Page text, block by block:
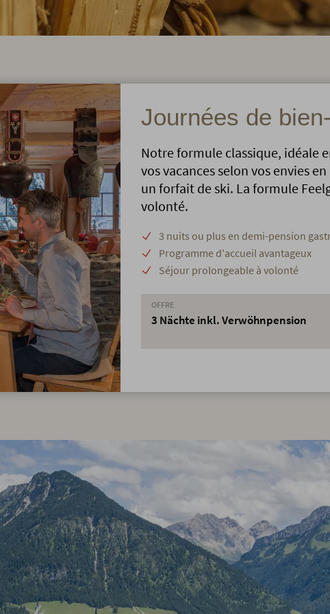
Journées de
Notre formule classique, idéale
vos vacances selon vos envies
un forfait de ski. La formule
volonté.
3 nuits ou plus en demi-pension
Programme d'accueil avantageux
Séjour prolongeable à volonté
OFFRE
3 Nächte inkl. Verwöhnpension